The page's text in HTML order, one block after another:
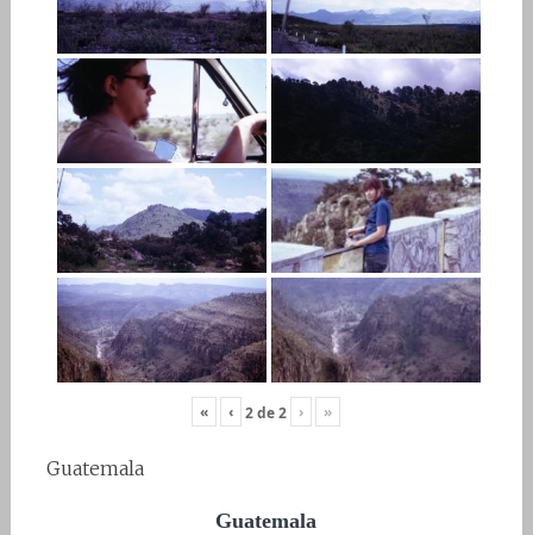
« ‹ 2de2 › »
Guatemala
Guatemala